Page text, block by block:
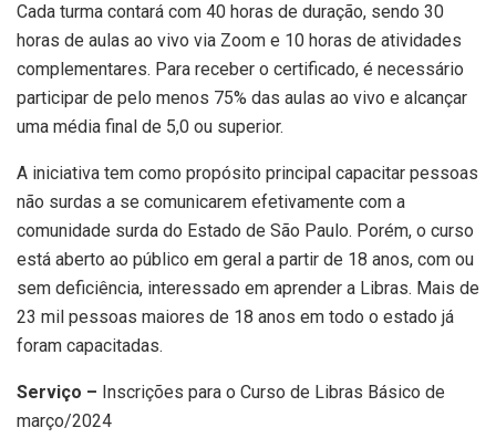
Cada turma contará com 40 horas de duração, sendo 30
horas de aulas ao vivo via Zoom e 10 horas de atividades
complementares. Para receber o certificado, é necessário
participar de pelo menos 75% das aulas ao vivo e alcançar
uma média final de 5,0 ou superior.
A iniciativa tem como propósito principal capacitar pessoas
não surdas a se comunicarem efetivamente com a
comunidade surda do Estado de São Paulo. Porém, o curso
está aberto ao público em geral a partir de 18 anos, com ou
sem deficiência, interessado em aprender a Libras. Mais de
23 mil pessoas maiores de 18 anos em todo o estado já
foram capacitadas.
Serviço – Inscrições para o Curso de Libras Básico de
março/2024